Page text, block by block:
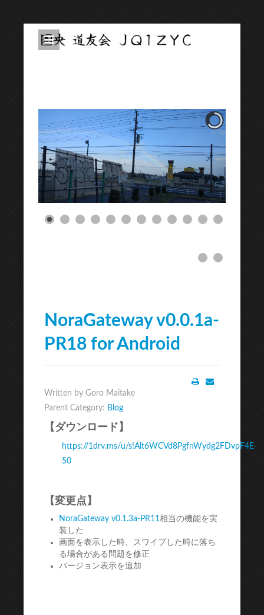
圏央道友会
NoraGateway v0.0.1a-
PR18 for Android
Written by Goro Maitake
Parent Category: Blog
【ダウンロード】
https://1drv.ms/u/s!Alt6WCVd8PgfnWydg2FDvpF4E-
50
【変更点】
NoraGateway v0.1.3a-PR11相当の機能を実
装した
画面を表示した時、スワイプした時に落ち
る場合がある問題を修正
バージョン表示を追加